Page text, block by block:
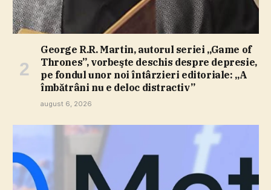
George R.R. Martin, autorul seriei „Game of
Thrones”, vorbeşte deschis despre depresie,
pe fondul unor noi întârzieri editoriale: „A
îmbătrâni nu e deloc distractiv”
august 6, 2026